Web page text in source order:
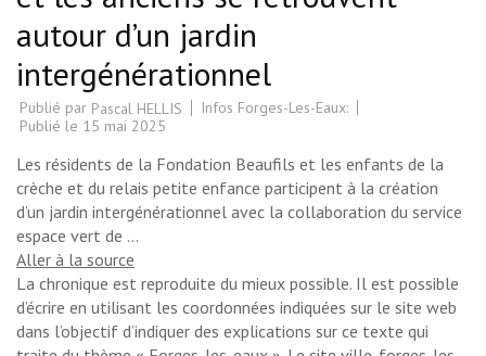
autour d’un jardin
intergénérationnel
Publié par Pascal HELLIS
Infos Forges-Les-Eaux:
Publié le 15 mai 2025
Les résidents de la Fondation Beaufils et les enfants de la
crèche et du relais petite enfance participent à la création
d’un jardin intergénérationnel avec la collaboration du service
espace vert de …
Aller à la source
La chronique est reproduite du mieux possible. Il est possible
d’écrire en utilisant les coordonnées indiquées sur le site web
dans l’objectif d’indiquer des explications sur ce texte qui